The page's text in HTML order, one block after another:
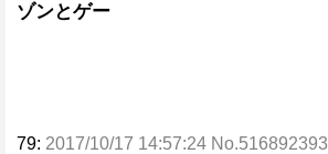
ゾンとゲー
79: 2017/10/17 14:57:24 No.516892393